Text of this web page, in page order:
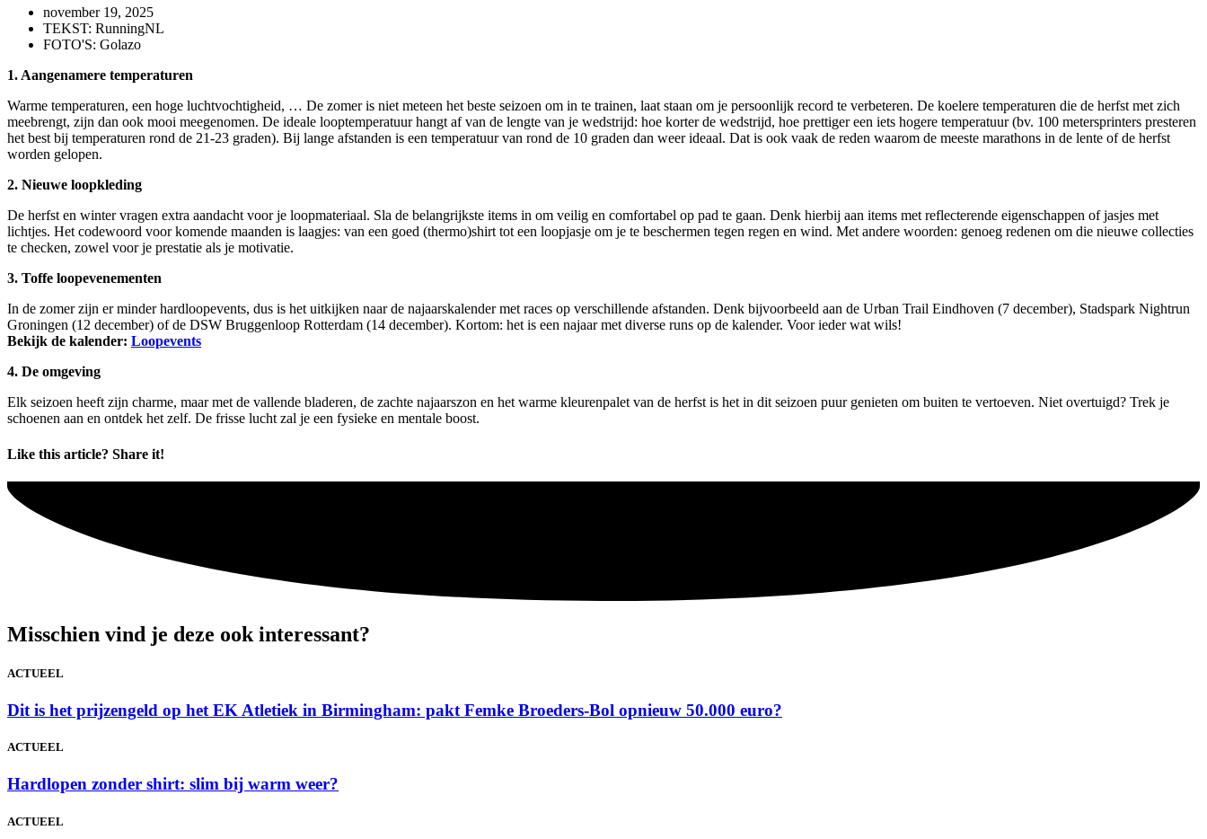
november 19, 2025
TEKST: RunningNL
FOTO'S: Golazo
1. Aangenamere temperaturen
Warme temperaturen, een hoge luchtvochtigheid, … De zomer is niet meteen het beste seizoen om in te trainen, laat staan om je persoonlijk record te verbeteren. De koelere temperaturen die de herfst met zich
meebrengt, zijn dan ook mooi meegenomen. De ideale looptemperatuur hangt af van de lengte van je wedstrijd: hoe korter de wedstrijd, hoe prettiger een iets hogere temperatuur (bv. 100 metersprinters presteren
het best bij temperaturen rond de 21-23 graden). Bij lange afstanden is een temperatuur van rond de 10 graden dan weer ideaal. Dat is ook vaak de reden waarom de meeste marathons in de lente of de herfst
worden gelopen.
2. Nieuwe loopkleding
De herfst en winter vragen extra aandacht voor je loopmateriaal. Sla de belangrijkste items in om veilig en comfortabel op pad te gaan. Denk hierbij aan items met reflecterende eigenschappen of jasjes met
lichtjes. Het codewoord voor komende maanden is laagjes: van een goed (thermo)shirt tot een loopjasje om je te beschermen tegen regen en wind. Met andere woorden: genoeg redenen om die nieuwe collecties
te checken, zowel voor je prestatie als je motivatie.
3. Toffe loopevenementen
In de zomer zijn er minder hardloopevents, dus is het uitkijken naar de najaarskalender met races op verschillende afstanden. Denk bijvoorbeeld aan de Urban Trail Eindhoven (7 december), Stadspark Nightrun
Groningen (12 december) of de DSW Bruggenloop Rotterdam (14 december). Kortom: het is een najaar met diverse runs op de kalender. Voor ieder wat wils!
Bekijk de kalender: Loopevents
4. De omgeving
Elk seizoen heeft zijn charme, maar met de vallende bladeren, de zachte najaarszon en het warme kleurenpalet van de herfst is het in dit seizoen puur genieten om buiten te vertoeven. Niet overtuigd? Trek je
schoenen aan en ontdek het zelf. De frisse lucht zal je een fysieke en mentale boost.
Like this article? Share it!
Misschien vind je deze ook interessant?
ACTUEEL
Dit is het prijzengeld op het EK Atletiek in Birmingham: pakt Femke Broeders-Bol opnieuw 50.000 euro?
ACTUEEL
Hardlopen zonder shirt: slim bij warm weer?
ACTUEEL